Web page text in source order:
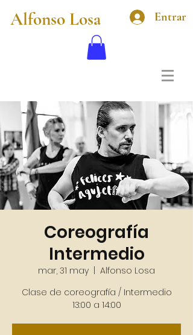
Alfonso Losa Entrar
Coreografía
Intermedio
mar, 31 may
  |
Alfonso Losa
Clase de coreografía / Intermedio
13:00 a 14:00